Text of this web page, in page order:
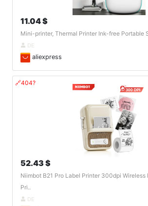
11.04 $
Mini-printer, Thermal Printer Ink-free Portable
DE
aliexpress
🔗404?
52.43 $
Niimbot B21 Pro Label Printer 300dpi
Pri..
DE